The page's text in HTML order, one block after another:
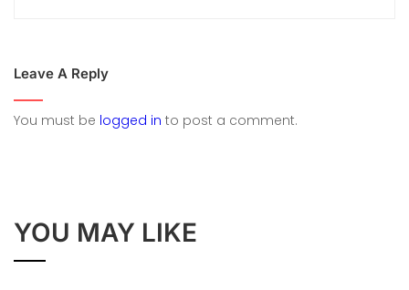
Leave A Reply
You must be logged in to post a comment.
YOU MAY LIKE